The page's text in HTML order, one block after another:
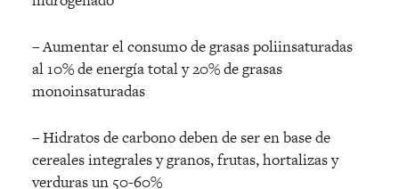
– Aumentar el consumo de grasas poliinsaturadas
al 10% de energía total y 20% de grasas
monoinsaturadas
– Hidratos de carbono deben de ser en base de
cereales integrales y granos, frutas, hortalizas y
verduras un 50-60%